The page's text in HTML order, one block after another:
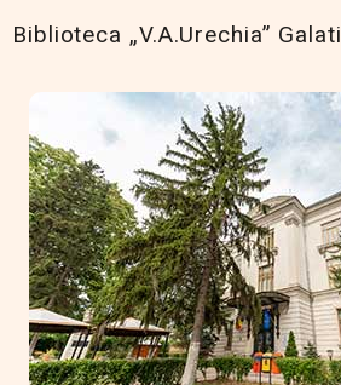
Biblioteca „V.A.Urechia” Galati